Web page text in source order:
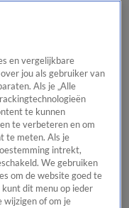
Onze categorieën Laatste
en vergelijkbare
jou als gebruiker van
Als je „Alle
te kunnen
te verbeteren en om
te meten. Als je
intrekt,
We gebruiken
om de website goed te
kunt dit menu op ieder
wijzigen of om je